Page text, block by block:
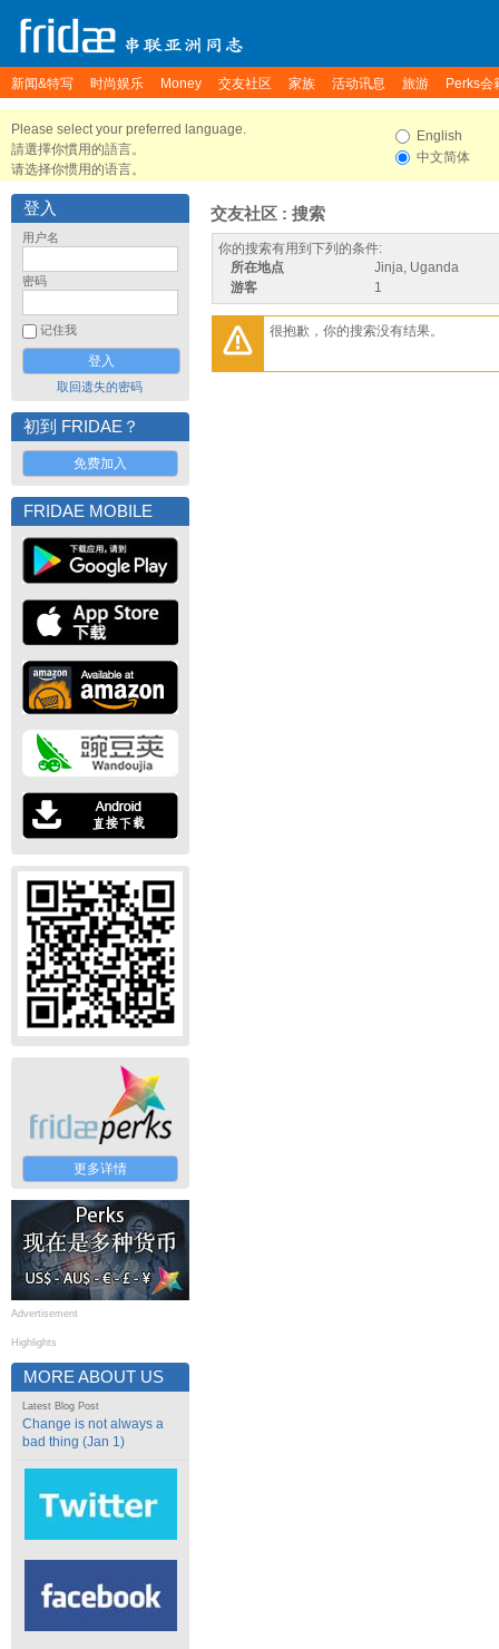
新闻&特写 时尚娱乐 Money 交友社区 家族 活动讯息 旅游 Perks会
Please select your preferred language.
請選擇你慣用的語言。
请选择你惯用的语言。
English
中文简体
登入
用户名
密码
记住我
取回遗失的密码
初到 FRIDAE？
免费加入
FRIDAE MOBILE
更多详情
Advertisement
Highlights
MORE ABOUT US
Latest Blog Post
Change is not always a
bad thing (Jan 1)
交友社区 : 搜索
你的搜索有用到下列的条件:
所在地点
Jinja, Uganda
游客
1
很抱歉，你的搜索没有结果。